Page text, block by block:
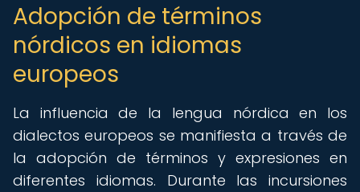
Adopción de términos
nórdicos en idiomas
europeos
La influencia de la lengua nórdica en los
dialectos europeos se manifiesta a través de
la adopción de términos y expresiones en
diferentes idiomas. Durante las incursiones